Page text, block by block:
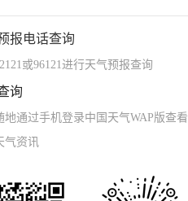
报电话查询
或96121进行天气预报查询
询
地通过手机登录中国天气WAP版查看
气资讯